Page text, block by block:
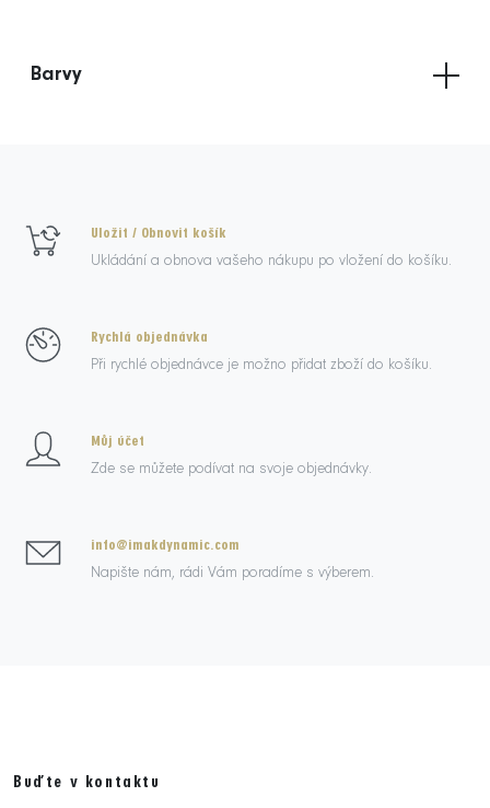
Barvy
Uložit / Obnovit košík
Ukládání a obnova vašeho nákupu po vložení do košíku.
Rychlá objednávka
Při rychlé objednávce je možno přidat zboží do košíku.
Můj účet
Zde se můžete podívat na svoje objednávky.
info@imakdynamic.com
Napište nám, rádi Vám poradíme s výberem.
Buďte v kontaktu